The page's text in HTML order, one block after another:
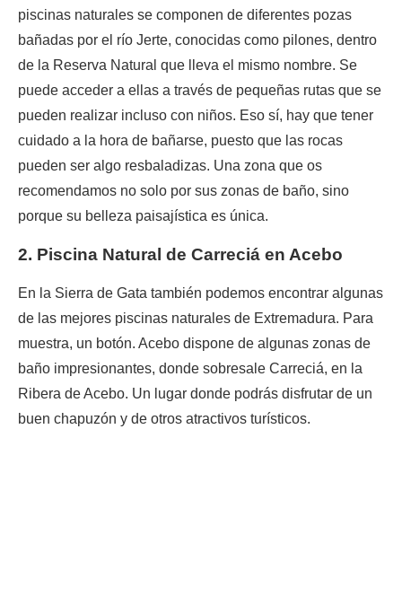
piscinas naturales se componen de diferentes pozas
bañadas por el río Jerte, conocidas como pilones, dentro
de la Reserva Natural que lleva el mismo nombre. Se
puede acceder a ellas a través de pequeñas rutas que se
pueden realizar incluso con niños. Eso sí, hay que tener
cuidado a la hora de bañarse, puesto que las rocas
pueden ser algo resbaladizas. Una zona que os
recomendamos no solo por sus zonas de baño, sino
porque su belleza paisajística es única.
2. Piscina Natural de Carreciá en Acebo
En la Sierra de Gata también podemos encontrar algunas
de las mejores piscinas naturales de Extremadura. Para
muestra, un botón. Acebo dispone de algunas zonas de
baño impresionantes, donde sobresale Carreciá, en la
Ribera de Acebo. Un lugar donde podrás disfrutar de un
buen chapuzón y de otros atractivos turísticos.